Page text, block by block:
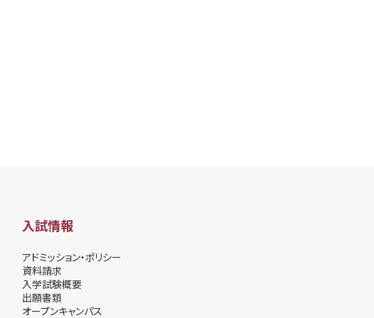
入試情報
アドミッション・ポリシー
資料請求
⼊学試験概要
出願書類
オープンキャンパス